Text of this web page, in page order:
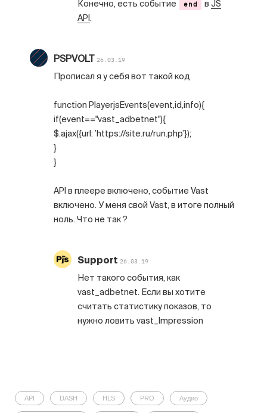
Конечно, есть событие end вJS
API.
PSPVOLT 26.03.19
Прописал я у себя вот такой код
function PlayerjsEvents(event,id,info){
if(event=="vast_adbetnet"){
$.ajax({url: ’https://site.ru/run.php’});
}
}
API в плеере включено, событие Vast
включено. У меня свой Vast, в итоге полный
ноль. Что не так ?
Support 26.03.19
Нет такого события, как
vast_adbetnet. Если вы хотите
считать статистику показов, то
нужно ловить vast_Impression
API DASH HLS PRO Аудио